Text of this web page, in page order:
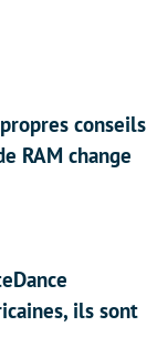
conseils
RAM change
ils sont